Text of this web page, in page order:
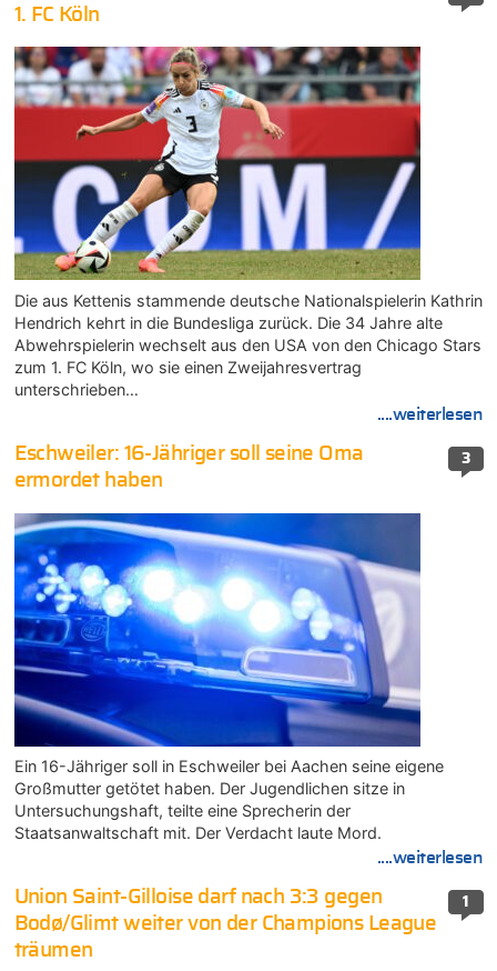
1. FC Köln
Die aus Kettenis stammende deutsche Nationalspielerin Kathrin
Hendrich kehrt in die Bundesliga zurück. Die 34 Jahre alte
Abwehrspielerin wechselt aus den USA von den Chicago Stars
zum 1. FC Köln, wo sie einen Zweijahresvertrag
unterschrieben…
....weiterlesen
3
Eschweiler: 16-Jähriger soll seine Oma
ermordet haben
Ein 16-Jähriger soll in Eschweiler bei Aachen seine eigene
Großmutter getötet haben. Der Jugendlichen sitze in
Untersuchungshaft, teilte eine Sprecherin der
Staatsanwaltschaft mit. Der Verdacht laute Mord.
....weiterlesen
1
Union Saint-Gilloise darf nach 3:3 gegen
Bodø/Glimt weiter von der Champions League
träumen